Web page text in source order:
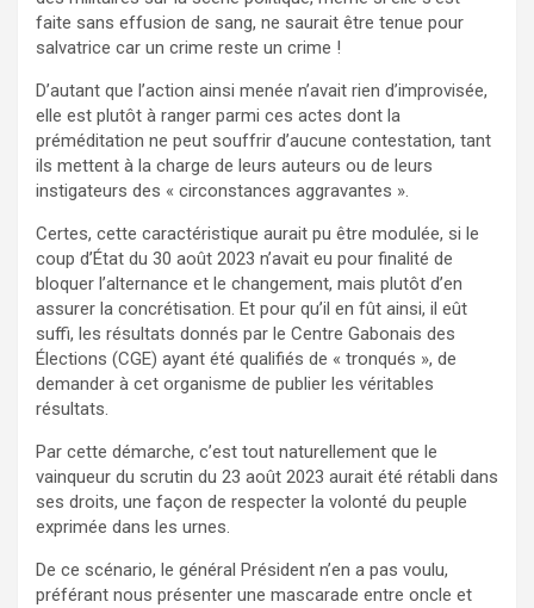
faite sans effusion de sang, ne saurait être tenue pour
salvatrice car un crime reste un crime !
D’autant que l’action ainsi menée n’avait rien d’improvisée,
elle est plutôt à ranger parmi ces actes dont la
préméditation ne peut souffrir d’aucune contestation, tant
ils mettent à la charge de leurs auteurs ou de leurs
instigateurs des « circonstances aggravantes ».
Certes, cette caractéristique aurait pu être modulée, si le
coup d’État du 30 août 2023 n’avait eu pour finalité de
bloquer l’alternance et le changement, mais plutôt d’en
assurer la concrétisation. Et pour qu’il en fût ainsi, il eût
suffi, les résultats donnés par le Centre Gabonais des
Élections (CGE) ayant été qualifiés de « tronqués », de
demander à cet organisme de publier les véritables
résultats.
Par cette démarche, c’est tout naturellement que le
vainqueur du scrutin du 23 août 2023 aurait été rétabli dans
ses droits, une façon de respecter la volonté du peuple
exprimée dans les urnes.
De ce scénario, le général Président n’en a pas voulu,
préférant nous présenter une mascarade entre oncle et